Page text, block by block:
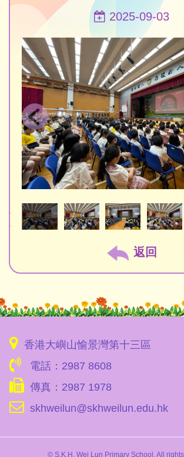
2025-09-03
返回
香港大嶼山愉景灣第十三區
電話：2987 8608
傳真：2987 1978
skhweilun@skhweilun.edu.hk
© S.K.H. Wei Lun Primary School. All rights